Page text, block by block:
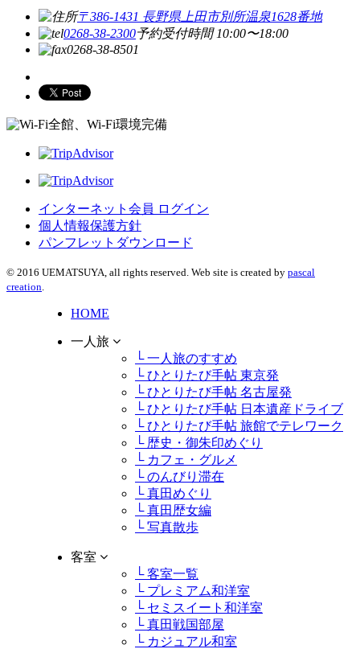
〒386-1431 長野県上田市別所温泉1628番地
0268-38-2300予約受付時間 10:00〜18:00
0268-38-8501
全館、Wi-Fi環境完備
インターネット会員 ログイン
個人情報保護方針
パンフレットダウンロード
© 2016 UEMATSUYA, all rights reserved. Web site is created by pascal
creation
HOME
一人旅
└ 一人旅のすすめ
└ ひとりたび手帖 東京発
└ ひとりたび手帖 名古屋発
└ ひとりたび手帖 日本遺産ドライブ
└ ひとりたび手帖 旅館でテレワーク
└ 歴史・御朱印めぐり
└ カフェ・グルメ
└ のんびり滞在
└ 真田めぐり
└ 真田歴女編
└ 写真散歩
客室
└ 客室一覧
└ プレミアム和洋室
└ セミスイート和洋室
└ 真田戦国部屋
└ カジュアル和室